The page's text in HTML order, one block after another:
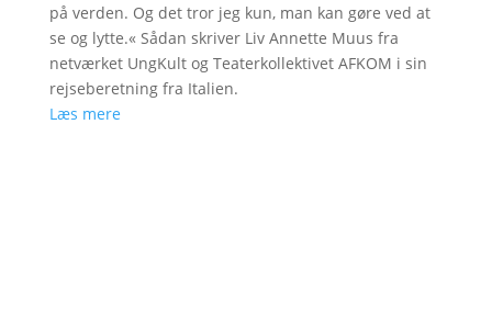
på verden. Og det tror jeg kun, man kan gøre ved at
se og lytte.« Sådan skriver Liv Annette Muus fra
netværket UngKult og Teaterkollektivet AFKOM i sin
rejseberetning fra Italien.
Læs mere